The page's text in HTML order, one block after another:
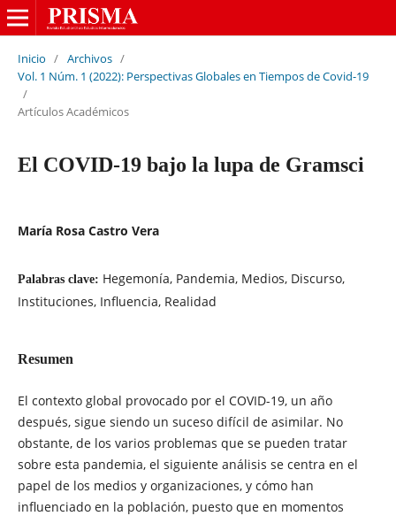
Inicio / Archivos /
Vol. 1 Núm. 1 (2022): Perspectivas Globales en Tiempos de Covid-19
/
Artículos Académicos
El COVID-19 bajo la lupa de Gramsci
María Rosa Castro Vera
Palabras clave: Hegemonía, Pandemia, Medios, Discurso,
Instituciones, Influencia, Realidad
Resumen
El contexto global provocado por el COVID-19, un año
después, sigue siendo un suceso difícil de asimilar. No
obstante, de los varios problemas que se pueden tratar
sobre esta pandemia, el siguiente análisis se centra en el
papel de los medios y organizaciones, y cómo han
influenciado en la población, puesto que en momentos